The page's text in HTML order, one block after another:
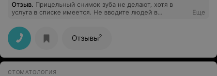
Отзыв. Прицельный снимок зуба не делают, хотя в
услуга в списке имеется. Не вводите людей в
людей
Еще
Отзывы2
СТОМАТОЛОГИЯ